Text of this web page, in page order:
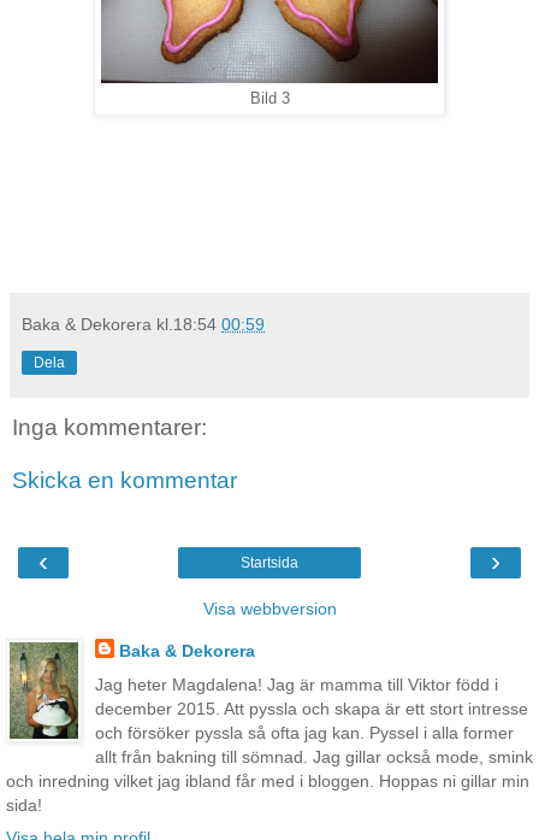
Bild 3
Baka & Dekorera kl.18:54 00:59
Dela
Inga kommentarer:
Skicka en kommentar
‹ ›
Startsida
Visa webbversion
Baka & Dekorera
Jag heter Magdalena! Jag är mamma till Viktor född i
december 2015. Att pyssla och skapa är ett stort intresse
och försöker pyssla så ofta jag kan. Pyssel i alla former
allt från bakning till sömnad. Jag gillar också mode, smink
och inredning vilket jag ibland får med i bloggen. Hoppas ni gillar min
sida!